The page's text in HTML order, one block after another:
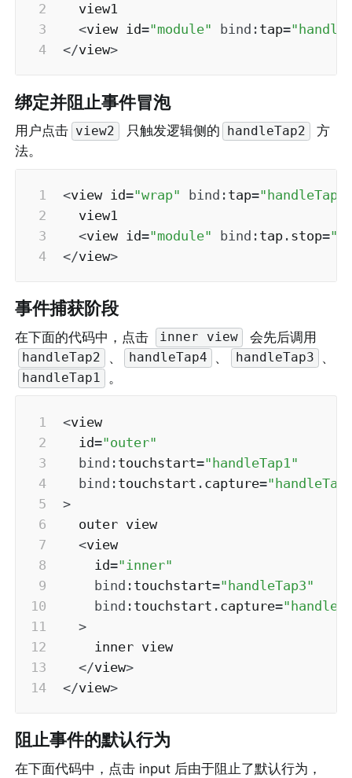
  view1
<view id="module" bind : tap=
</view>
绑定并阻止事件冒泡
用户点击 view2 只触发逻辑侧的 handleTap2
方
法。
<view id="wrap" bind : tap=
  view1
<view id="module" bind : tap . stop=
</view>
事件捕获阶段
在下面的代码中，点击 inner view
handleTap2 、 handleTap4 、 handleTap3 、
handleTap1 。
<view
  id
="outer"
bind : touchstart="handleTap1"
bind : touchstart . capture=
>
  outer view
<view
    id
="inner"
bind : touchstart="handleTap3"
bind : touchstart . capture=
>
    inner view
</view>
</view>
阻止事件的默认行为
在下面代码中，点击 input 后由于阻止了默认行为，